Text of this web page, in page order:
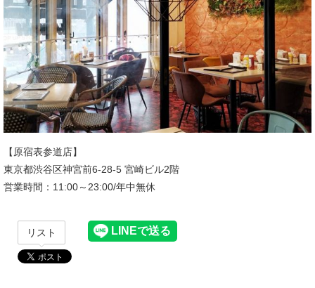
【原宿表参道店】
東京都渋谷区神宮前6-28-5 宮崎ビル2階
営業時間：11:00～23:00/年中無休
リスト